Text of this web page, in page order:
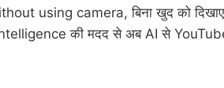
using camera, बिना खुद को
की मदद से अब AI से